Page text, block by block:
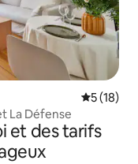
5 (18)
La Défense
et des tarifs